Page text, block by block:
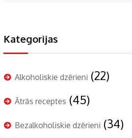
Kategorijas
Alkoholiskie dzērieni (22)
Ātrās receptes (45)
Bezalkoholiskie dzērieni (34)